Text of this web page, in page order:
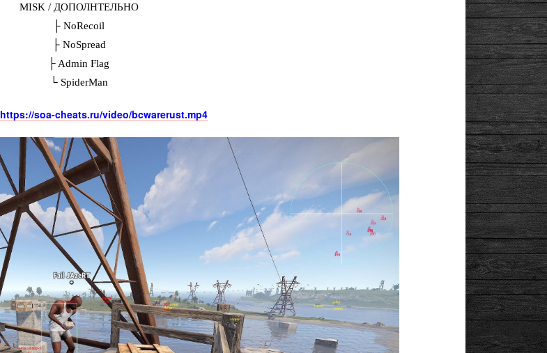
MISK / ДОПОЛНТЕЛЬНО
├ NoRecoil
├ NoSpread
├ Admin Flag
└ SpiderMan
https://soa-cheats.ru/video/bcwarerust.mp4